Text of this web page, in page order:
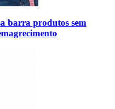
barra produtos sem